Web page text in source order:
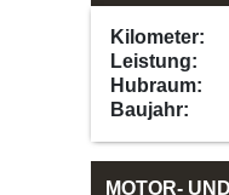
Kilometer:
Leistung:
Hubraum:
Baujahr:
MOTOR-